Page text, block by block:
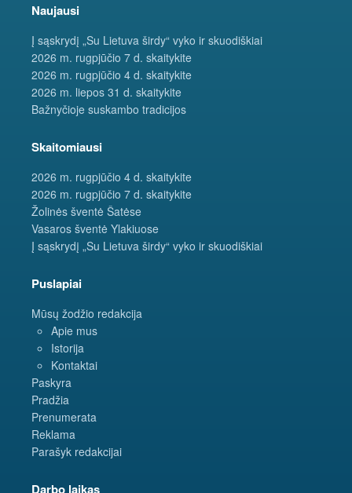
Naujausi
Į sąskrydį „Su Lietuva širdy“ vyko ir skuodiškiai
2026 m. rugpjūčio 7 d. skaitykite
2026 m. rugpjūčio 4 d. skaitykite
2026 m. liepos 31 d. skaitykite
Bažnyčioje suskambo tradicijos
Skaitomiausi
2026 m. rugpjūčio 4 d. skaitykite
2026 m. rugpjūčio 7 d. skaitykite
Žolinės šventė Šatėse
Vasaros šventė Ylakiuose
Į sąskrydį „Su Lietuva širdy“ vyko ir skuodiškiai
Puslapiai
Mūsų žodžio redakcija
Apie mus
Istorija
Kontaktai
Paskyra
Pradžia
Prenumerata
Reklama
Parašyk redakcijai
Darbo laikas